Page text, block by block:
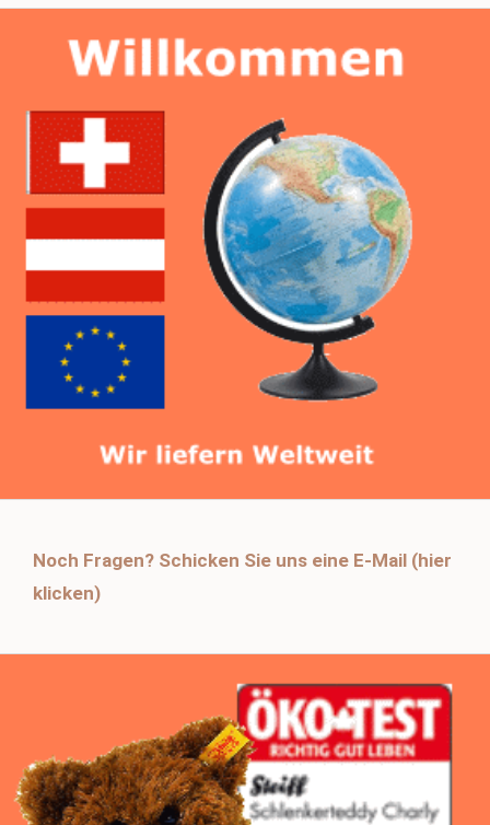
Noch Fragen? Schicken Sie uns eine E-Mail (hier
klicken)